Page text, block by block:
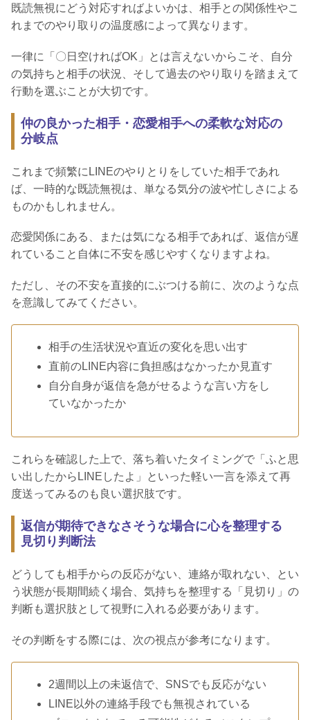
既読無視にどう対応すればよいかは、相手との関係性やこ
れまでのやり取りの温度感によって異なります。
一律に「〇日空ければOK」とは言えないからこそ、自分
の気持ちと相手の状況、そして過去のやり取りを踏まえて
行動を選ぶことが大切です。
仲の良かった相手・恋愛相手への柔軟な対応の
分岐点
これまで頻繁にLINEのやりとりをしていた相手であれ
ば、一時的な既読無視は、単なる気分の波や忙しさによる
ものかもしれません。
恋愛関係にある、または気になる相手であれば、返信が遅
れていること自体に不安を感じやすくなりますよね。
ただし、その不安を直接的にぶつける前に、次のような点
を意識してみてください。
相手の生活状況や直近の変化を思い出す
直前のLINE内容に負担感はなかったか見直す
自分自身が返信を急がせるような言い方をし
ていなかったか
これらを確認した上で、落ち着いたタイミングで「ふと思
い出したからLINEしたよ」といった軽い一言を添えて再
度送ってみるのも良い選択肢です。
返信が期待できなさそうな場合に心を整理する
見切り判断法
どうしても相手からの反応がない、連絡が取れない、とい
う状態が長期間続く場合、気持ちを整理する「見切り」の
判断も選択肢として視野に入れる必要があります。
その判断をする際には、次の視点が参考になります。
2週間以上の未返信で、SNSでも反応がない
LINE以外の連絡手段でも無視されている